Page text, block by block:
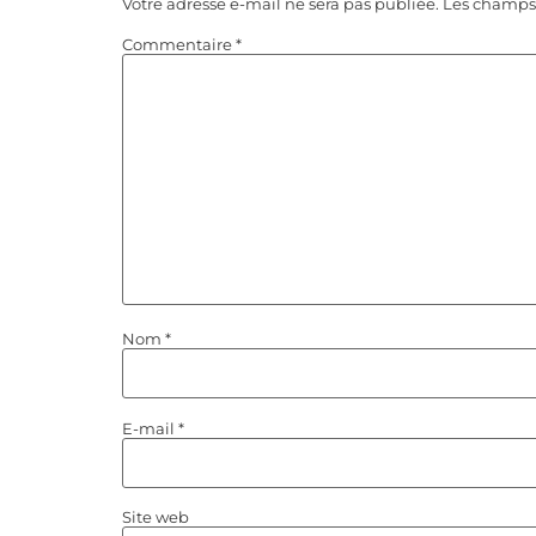
Votre adresse e-mail ne sera pas publiée. Les
Commentaire*
Nom *
E-mail *
Site web